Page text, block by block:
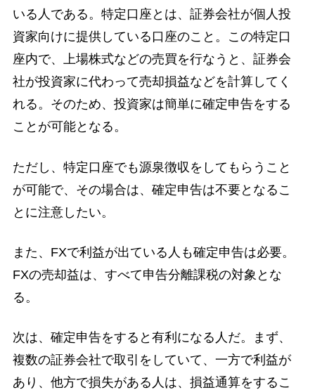
いる人である。特定口座とは、証券会社が個人投
資家向けに提供している口座のこと。この特定口
座内で、上場株式などの売買を行なうと、証券会
社が投資家に代わって売却損益などを計算してく
れる。そのため、投資家は簡単に確定申告をする
ことが可能となる。
ただし、特定口座でも源泉徴収をしてもらうこと
が可能で、その場合は、確定申告は不要となるこ
とに注意したい。
また、FXで利益が出ている人も確定申告は必要。
FXの売却益は、すべて申告分離課税の対象とな
る。
次は、確定申告をすると有利になる人だ。まず、
複数の証券会社で取引をしていて、一方で利益が
あり、他方で損失がある人は、損益通算をするこ